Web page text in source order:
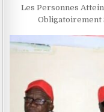
Les Personnes
Obligatoirement